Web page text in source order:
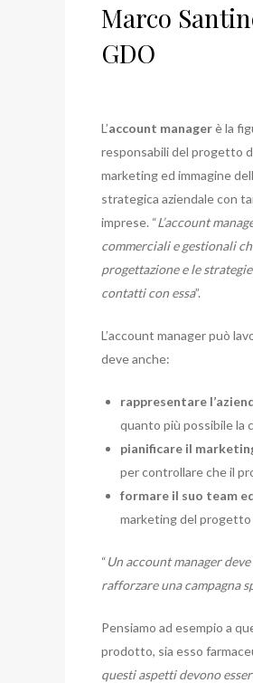
Marco
GDO
L’account managerè la
responsabili del progetto
marketing ed immagine
strategica aziendale con
imprese. “L’account
commerciali e gestionali
progettazione e le
contatti con essa”.
L’account manager può
deve anche:
rappresentare
quanto più possibile la
pianificare il
per controllare che il
formare il suo team
marketing del progetto
“Un account manager
rafforzare una campagna
Pensiamo ad esempio a
prodotto, sia esso
questi aspetti devono